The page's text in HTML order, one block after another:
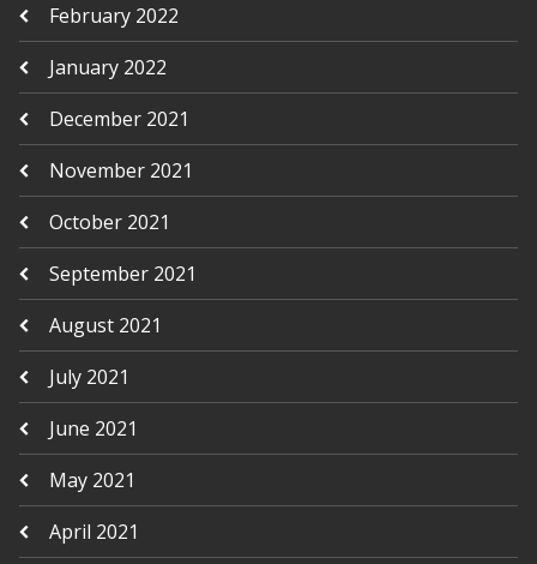
February 2022
January 2022
December 2021
November 2021
October 2021
September 2021
August 2021
July 2021
June 2021
May 2021
April 2021